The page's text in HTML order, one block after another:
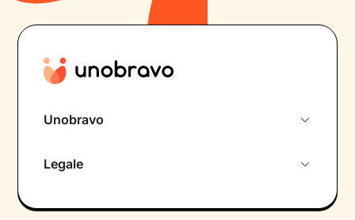
Unobravo
Psicologo in chat
Legale